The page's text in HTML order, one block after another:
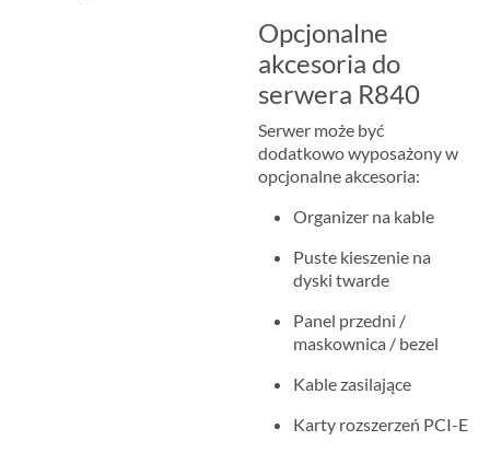
Opcjonalne
akcesoria do
serwera R840
Serwer może być
dodatkowo wyposażony w
opcjonalne akcesoria:
Organizer na kable
Puste kieszenie na
dyski twarde
Panel przedni /
maskownica / bezel
Kable zasilające
Karty rozszerzeń PCI-E